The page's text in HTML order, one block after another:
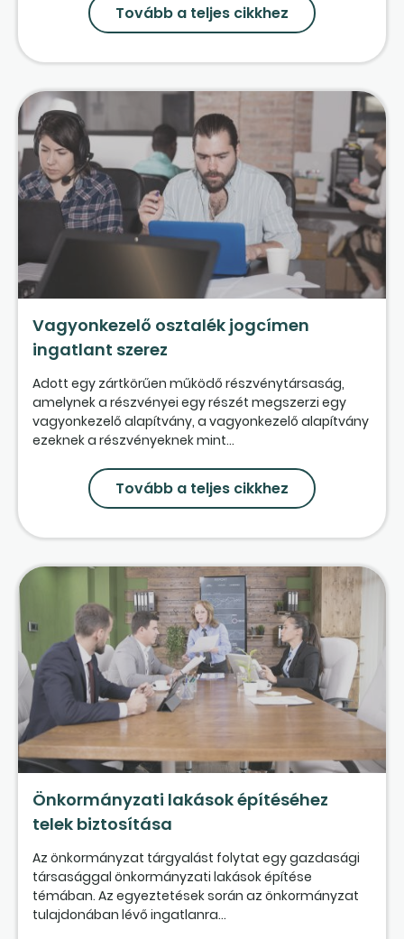
Tovább a teljes cikkhez
Vagyonkezelő osztalék jogcímen
ingatlant szerez
Adott egy zártkörűen működő részvénytársaság,
amelynek a részvényei egy részét megszerzi egy
vagyonkezelő alapítvány, a vagyonkezelő alapítvány
ezeknek a részvényeknek mint...
Tovább a teljes cikkhez
Önkormányzati lakások építéséhez
telek biztosítása
Az önkormányzat tárgyalást folytat egy gazdasági
társasággal önkormányzati lakások építése
témában. Az egyeztetések során az önkormányzat
tulajdonában lévő ingatlanra...